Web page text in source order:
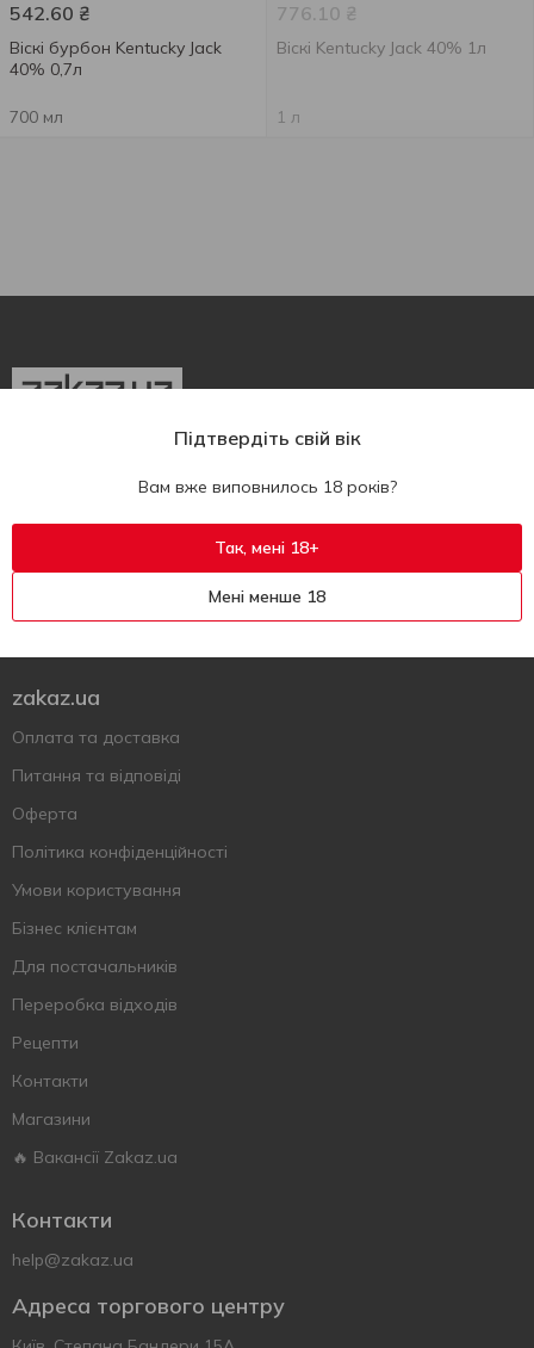
542.60 ₴
Віскі бурбон Kentucky Jack
40% 0,7л
700 мл
776.10 ₴
Віскі Kentucky Jack 40% 1л
1 л
zakaz.ua
Оплата та доставка
Питання та відповіді
Оферта
Політика конфіденційності
Умови користування
Бізнес клієнтам
Для постачальників
Переробка відходів
Рецепти
Контакти
Магазини
🔥 Вакансії Zakaz.ua
Контакти
help@zakaz.ua
Адреса торгового центру
Підтвердіть свій вік
Вам вже виповнилось 18 років?
Так, мені 18+
Мені менше 18